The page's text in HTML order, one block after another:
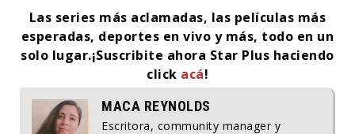
Las series más aclamadas, las películas más
esperadas, deportes en vivo y más, todo en un
solo lugar.¡Suscribite ahora Star Plus haciendo
click acá!
MACA REYNOLDS
Escritora, community manager y